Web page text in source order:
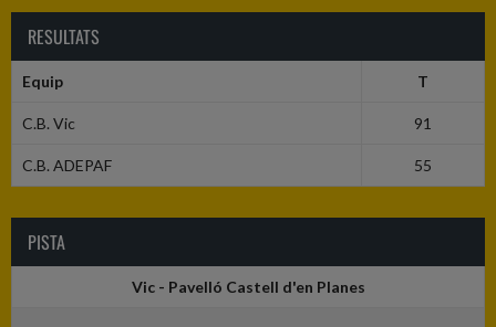
RESULTATS
Equip T
C.B. Vic 91
C.B. ADEPAF 55
PISTA
Vic - Pavelló Castell d'en Planes